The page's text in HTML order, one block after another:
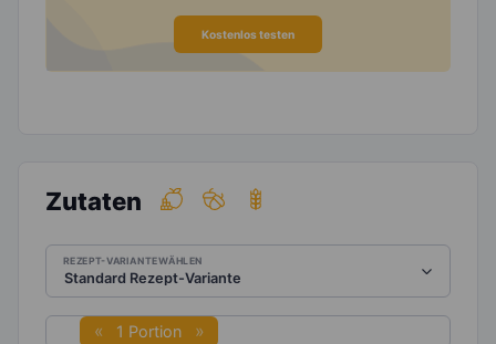
Kostenlos testen
Zutaten
REZEPT-VARIANTE WÄHLEN
1 Portion